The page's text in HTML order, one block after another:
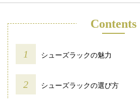
Contents
シューズラックの魅力
シューズラックの選び方